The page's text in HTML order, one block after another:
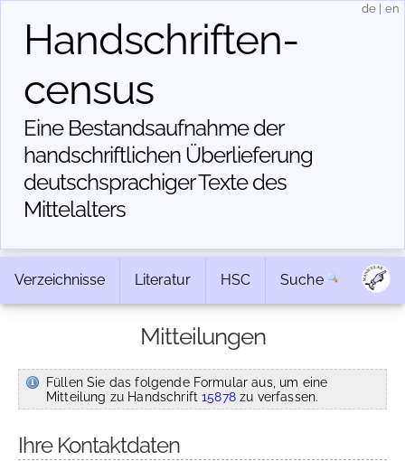
Handschriften­
census
Eine Bestandsaufnahme der
handschriftlichen Über­lieferung
deutschsprachiger Texte des
Mittelalters
de en
Verzeichnisse Literatur HSC Suche
Mitteilungen
Füllen Sie das folgende Formular aus, um eine
Mitteilung zu Handschrift15878zu verfassen.
Ihre Kontaktdaten